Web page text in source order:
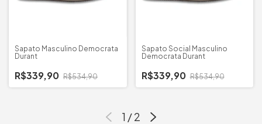
Sapato Masculino Democrata
Durant
R$339,90 R$534,90
Sapato Social Masculino
Democrata Durant
R$339,90 R$534,90
1 /2